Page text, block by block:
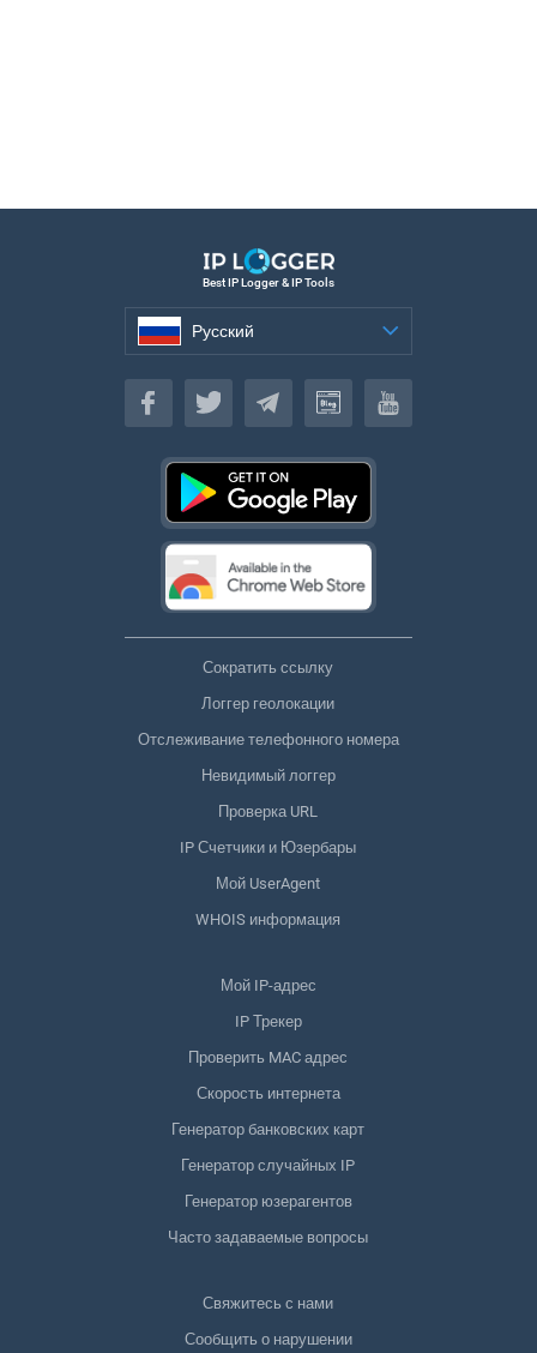
Best IP Logger & IP Tools
Русский
Русский
Сократить ссылку
Логгер геолокации
Отслеживание телефонного номера
Невидимый логгер
Проверка URL
IP Счетчики и Юзербары
Мой UserAgent
WHOIS информация
Мой IP-адрес
IP Трекер
Проверить MAC адрес
Скорость интернета
Генератор банковских карт
Генератор случайных IP
Генератор юзерагентов
Часто задаваемые вопросы
Свяжитесь с нами
Сообщить о нарушении